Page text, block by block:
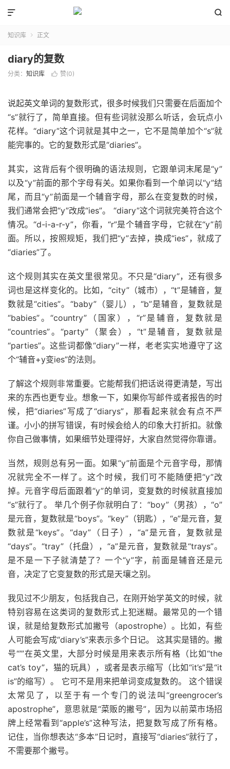


知识库  正文
diary的复数
分类： 知识库  赞(0)
说起英文单词的复数形式，很多时候我们只需要在后面加个
“s”就行了，简单直接。但有些词就没那么听话，会玩点小
花样。“diary”这个词就是其中之一，它不是简单加个“s”就
能完事的。它的复数形式是“diaries”。
其实，这背后有个很明确的语法规则，它跟单词末尾是“y”
以及“y”前面的那个字母有关。如果你看到一个单词以“y”结
尾，而且“y”前面是一个辅音字母，那么在变复数的时候，
我们通常会把“y”改成“ies”。 “diary”这个词就完美符合这个
情况。“d-i-a-r-y”，你看，“r”是个辅音字母，它就在“y”前
面。所以，按照规矩，我们把“y”去掉，换成“ies”，就成了
“diaries”了。
这个规则其实在英文里很常见。不只是“diary”，还有很多
词也是这样变化的。比如，“city”（城市），“t”是辅音，复
数就是“cities”。“baby”（婴儿），“b”是辅音，复数就是
“babies”。“country”（国家），“r”是辅音，复数就是
“countries”。“party”（聚会），“t”是辅音，复数就是
“parties”。这些词都像“diary”一样，老老实实地遵守了这
个“辅音+y变ies”的法则。
了解这个规则非常重要。它能帮我们把话说得更清楚，写出
来的东西也更专业。想象一下，如果你写邮件或者报告的时
候，把“diaries”写成了“diarys”，那看起来就会有点不严
谨。小小的拼写错误，有时候会给人的印象大打折扣。就像
你自己做事情，如果细节处理得好，大家自然觉得你靠谱。
当然，规则总有另一面。如果“y”前面是个元音字母，那情
况就完全不一样了。这个时候，我们可不能随便把“y”改
掉。元音字母后面跟着“y”的单词，变复数的时候就直接加
“s”就行了。 举几个例子你就明白了：“boy”（男孩），“o”
是元音，复数就是“boys”。“key”（钥匙），“e”是元音，复
数就是“keys”。“day”（日子），“a”是元音，复数就是
“days”。“tray”（托盘），“a”是元音，复数就是“trays”。
是不是一下子就清楚了？一个“y”字，前面是辅音还是元
音，决定了它变复数的形式是天壤之别。
我见过不少朋友，包括我自己，在刚开始学英文的时候，就
特别容易在这类词的复数形式上犯迷糊。最常见的一个错
误，就是给复数形式加撇号（apostrophe）。比如，有些
人可能会写成“diary’s”来表示多个日记。 这其实是错的。撇
号“’”在英文里，大部分时候是用来表示所有格（比如“the
cat’s toy”，猫的玩具），或者是表示缩写（比如“it’s”是“it
is”的缩写）。 它可不是用来把单词变成复数的。 这个错误
太常见了，以至于有一个专门的说法叫“greengrocer’s
apostrophe”，意思就是“菜贩的撇号”，因为以前菜市场招
牌上经常看到“apple’s”这种写法，把复数写成了所有格。
记住，当你想表达“多本”日记时，直接写“diaries”就行了，
不需要那个撇号。